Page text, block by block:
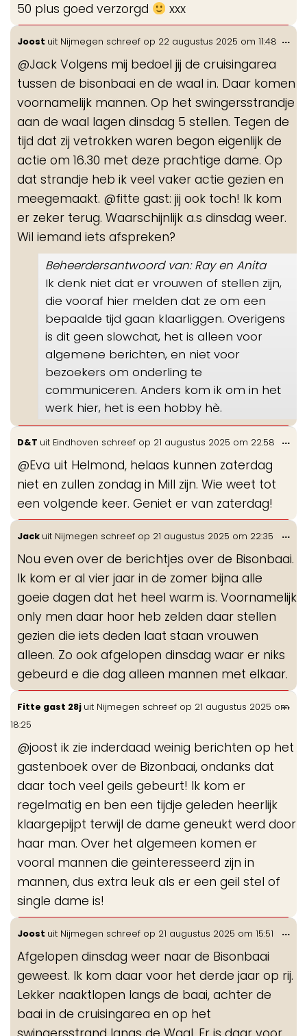
50 plus goed verzorgd
xxx
Joost uit Nijmegen schreef op 22 augustus 2025 om 11:48
@Jack Volgens mij bedoel jij de cruisingarea
tussen de bisonbaai en de waal in. Daar komen
voornamelijk mannen. Op het swingersstrandje
aan de waal lagen dinsdag 5 stellen. Tegen de
tijd dat zij vetrokken waren begon eigenlijk de
actie om 16.30 met deze prachtige dame. Op
dat strandje heb ik veel vaker actie gezien en
meegemaakt. @fitte gast: jij ook toch! Ik kom
er zeker terug. Waarschijnlijk a.s dinsdag weer.
Wil iemand iets afspreken?
Beheerdersantwoord van: Ray en Anita
Ik denk niet dat er vrouwen of stellen zijn,
die vooraf hier melden dat ze om een
bepaalde tijd gaan klaarliggen. Overigens
is dit geen slowchat, het is alleen voor
algemene berichten, en niet voor
bezoekers om onderling te
communiceren. Anders kom ik om in het
werk hier, het is een hobby hè.
...
D&T uit Eindhoven schreef op 21 augustus 2025 om 22:58
@Eva uit Helmond, helaas kunnen zaterdag
niet en zullen zondag in Mill zijn. Wie weet tot
een volgende keer. Geniet er van zaterdag!
...
Jack uit Nijmegen schreef op 21 augustus 2025 om 22:35
Nou even over de berichtjes over de Bisonbaai.
Ik kom er al vier jaar in de zomer bijna alle
goeie dagen dat het heel warm is. Voornamelijk
only men daar hoor heb zelden daar stellen
gezien die iets deden laat staan vrouwen
alleen. Zo ook afgelopen dinsdag waar er niks
gebeurd e die dag alleen mannen met elkaar.
...
Fitte gast 28j uit Nijmegen schreef op 21 augustus 2025 om
18:25
@joost ik zie inderdaad weinig berichten op het
gastenboek over de Bizonbaai, ondanks dat
daar toch veel geils gebeurt! Ik kom er
regelmatig en ben een tijdje geleden heerlijk
klaargepijpt terwijl de dame geneukt werd door
haar man. Over het algemeen komen er
vooral mannen die geinteresseerd zijn in
mannen, dus extra leuk als er een geil stel of
single dame is!
...
Joost uit Nijmegen schreef op 21 augustus 2025 om 15:51
Afgelopen dinsdag weer naar de Bisonbaai
geweest. Ik kom daar voor het derde jaar op rij.
Lekker naaktlopen langs de baai, achter de
baai in de cruisingarea en op het
...